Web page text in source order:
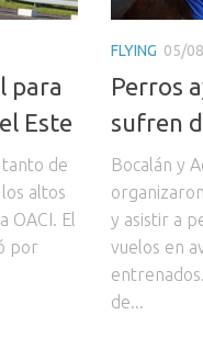
para
Este
de
altos
OACI. El
por
FLYING 05/
Perros
sufren
Bocalán y
y asistir a
vuelos en
de...